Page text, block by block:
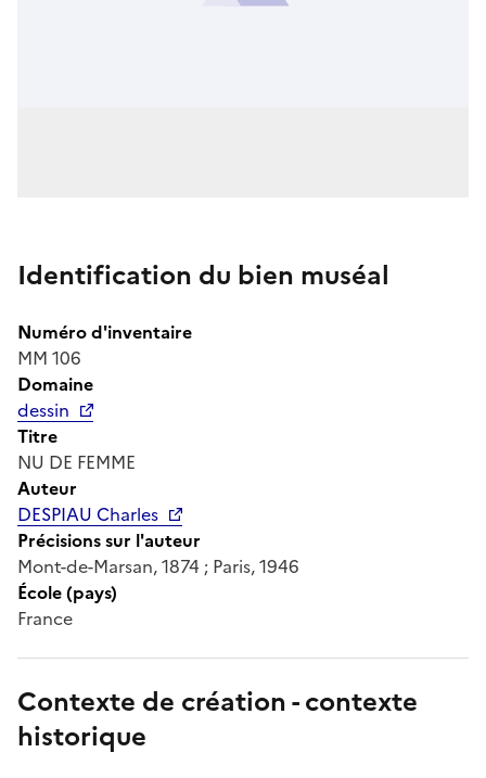
Identification du bien muséal
Numéro d'inventaire
MM 106
Domaine
dessin
Titre
NU DE FEMME
Auteur
DESPIAU Charles
Précisions sur l'auteur
Mont-de-Marsan, 1874 ; Paris, 1946
École (pays)
France
Contexte de création - contexte
historique